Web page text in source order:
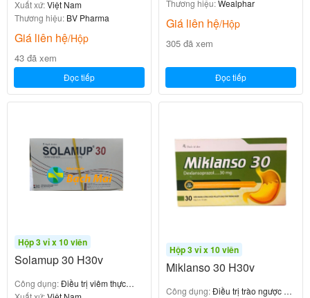
dày
Xuất xứ:Việt Nam
Thương hiệu: BV Pharma
Giá liên hệ/Hộp
43 đã xem
Đọc tiếp
Thương hiệu:Wealphar
Giá liên hệ/Hộp
305 đã xem
Đọc tiếp
Hộp 3 vỉ x 10 viên
Solamup 30 H30v
Công dụng:Điều trị viêm thực
Hộp 3 vỉ x 10 viên
Miklanso 30 H30v
Công dụng:Điều trị trào ngược dạ